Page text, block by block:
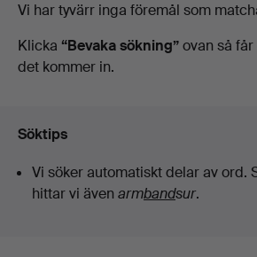
Stadsauktion
Sundsvall
Pågående
auktioner
Vi har tyvärr inga föremål som
Klicka “Bevaka sökning”ovan så
det kommer in.
Söktips
Vi söker automatiskt delar av ord.
hittar vi även armbandsur.